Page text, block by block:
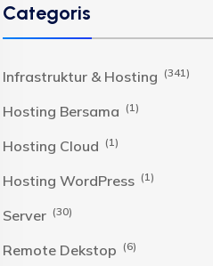
Categoris
Infrastruktur & Hosting (341)
Hosting Bersama (1)
Hosting Cloud (1)
Hosting WordPress (1)
Server (30)
Remote Dekstop (6)